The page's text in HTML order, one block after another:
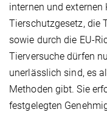
internen und
Tierschutzgesetz, die
sowie durch die EU-
Tierversuche dürfen
unerlässlich sind, es
Methoden gibt. Sie
festgelegten